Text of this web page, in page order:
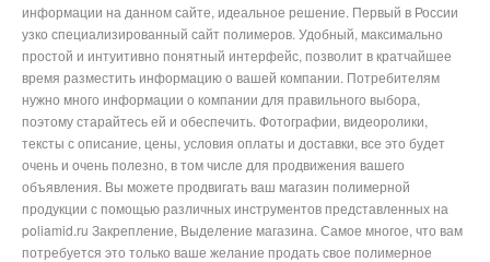
информации на данном сайте, идеальное решение. Первый в России
узко специализированный сайт полимеров. Удобный, максимально
простой и интуитивно понятный интерфейс, позволит в кратчайшее
время разместить информацию о вашей компании. Потребителям
нужно много информации о компании для правильного выбора,
поэтому старайтесь ей и обеспечить. Фотографии, видеоролики,
тексты с описание, цены, условия оплаты и доставки, все это будет
очень и очень полезно, в том числе для продвижения вашего
объявления. Вы можете продвигать ваш магазин полимерной
продукции с помощью различных инструментов представленных на
poliamid.ru Закрепление, Выделение магазина. Самое многое, что вам
потребуется это только ваше желание продать свое полимерное